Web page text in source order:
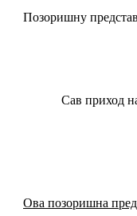
Позоришну
Сав приход
Ова позоришна